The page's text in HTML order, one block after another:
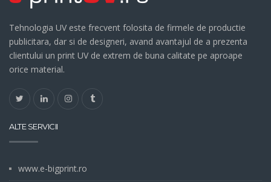
Tehnologia UV este frecvent folosita de firmele de productie
publicitara, dar si de designeri, avand avantajul de a prezenta
clientului un print UV de extrem de buna calitate pe aproape
orice material.
ALTE SERVICII
www.e-bigprint.ro